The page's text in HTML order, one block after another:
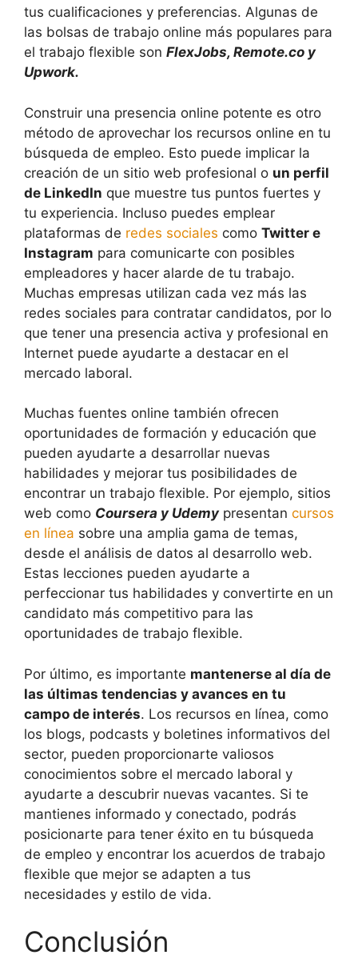
tus cualificaciones y preferencias. Algunas de
las bolsas de trabajo online más populares para
el trabajo flexible son FlexJobs, Remote.co y
Upwork.
Construir una presencia online potente es otro
método de aprovechar los recursos online en tu
búsqueda de empleo. Esto puede implicar la
creación de un sitio web profesional o un perfil
de LinkedIn que muestre tus puntos fuertes y
tu experiencia. Incluso puedes emplear
plataformas de redes sociales como Twitter e
Instagram para comunicarte con posibles
empleadores y hacer alarde de tu trabajo.
Muchas empresas utilizan cada vez más las
redes sociales para contratar candidatos, por lo
que tener una presencia activa y profesional en
Internet puede ayudarte a destacar en el
mercado laboral.
Muchas fuentes online también ofrecen
oportunidades de formación y educación que
pueden ayudarte a desarrollar nuevas
habilidades y mejorar tus posibilidades de
encontrar un trabajo flexible. Por ejemplo, sitios
web como Coursera y Udemypresentan cursos
en línea sobre una amplia gama de temas,
desde el análisis de datos al desarrollo web.
Estas lecciones pueden ayudarte a
perfeccionar tus habilidades y convertirte en un
candidato más competitivo para las
oportunidades de trabajo flexible.
Por último, es importante mantenerse al día de
las últimas tendencias y avances en tu
campo de interés. Los recursos en línea, como
los blogs, podcasts y boletines informativos del
sector, pueden proporcionarte valiosos
conocimientos sobre el mercado laboral y
ayudarte a descubrir nuevas vacantes. Si te
mantienes informado y conectado, podrás
posicionarte para tener éxito en tu búsqueda
de empleo y encontrar los acuerdos de trabajo
flexible que mejor se adapten a tus
necesidades y estilo de vida.
Conclusión